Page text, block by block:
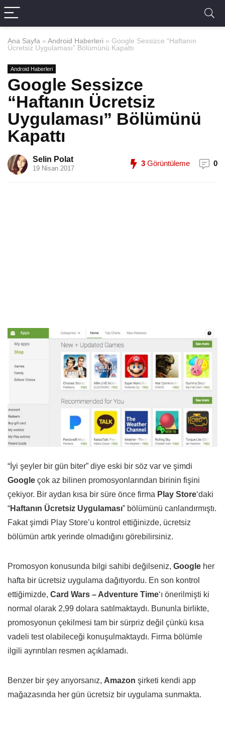
Ana Sayfa » Android Haberleri » Google Sessizce “Haftanın
Ücretsiz Uygulaması” Bölümünü Kapattı
Android Haberleri
Google Sessizce
“Haftanın Ücretsiz
Uygulaması” Bölümünü
Kapattı
Selin Polat
19 Nisan 2017
3 Görüntüleme 0
“ İyi şeyler bir gün biter” diye eski bir söz var ve şimdi
Google çok az bilinen promosyonlarından birinin fişini
çekiyor. Bir aydan kısa bir süre önce firma Play Store‘daki
“Haftanın Ücretsiz Uygulaması” bölümünü canlandırmıştı.
Fakat şimdi Play Store’u kontrol ettiğinizde, ücretsiz
bölümün artık yerinde olmadığını görebilirsiniz.
Promosyon konusunda bilgi sahibi değilseniz, Google her
hafta bir ücretsiz uygulama dağıtıyordu. En son kontrol
ettiğimizde, Card Wars – Adventure Time‘ı önerilmişti ki
normal olarak 2,99 dolara satılmaktaydı. Bununla birlikte,
promosyonun çekilmesi tam bir sürpriz değil çünkü kısa
vadeli test olabileceği konuşulmaktaydı. Firma bölümle
ilgili ayrıntıları resmen açıklamadı.
Benzer bir şey arıyorsanız, Amazon şirketi kendi app
mağazasında her gün ücretsiz bir uygulama sunmakta.